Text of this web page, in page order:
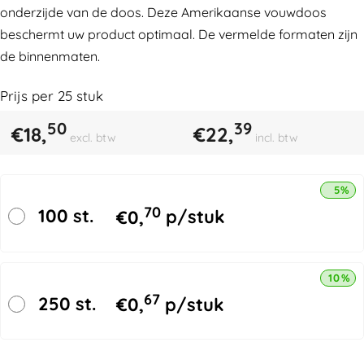
onderzijde van de doos. Deze Amerikaanse vouwdoos
beschermt uw product optimaal. De vermelde formaten zijn
de binnenmaten.
Prijs per 25 stuk
€18,50 excl. btw €22,39 incl. btw
100 st. €0,70 p/stuk
5%
250 st. €0,67 p/stuk
10%